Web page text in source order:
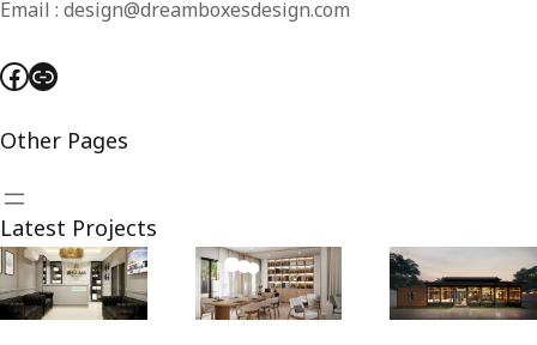
Email : design@dreamboxesdesign.com
Facebook Link
Other Pages
Latest Projects